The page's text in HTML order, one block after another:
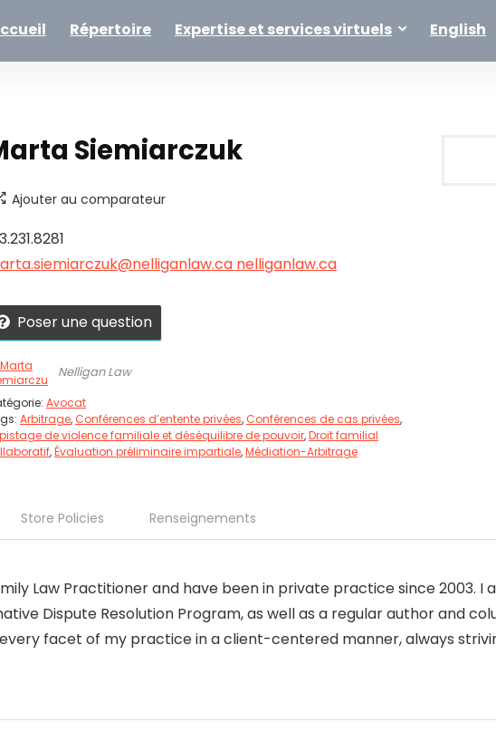
Répertoire Expertise et services virtuels English
Siemiarczuk
Ajouter au comparateur
nelliganlaw.ca
Poser une question
Nelligan Law
Avocat
Arbitrage,Conférences d’entente privées,Conférences de cas privées,
de violence familiale et déséquilibre de pouvoir,Droit familial
,Évaluation préliminaire impartiale,Médiation-Arbitrage
Store Policies Renseignements
Law Practitioner and have been in private practice since 2003.
Dispute Resolution Program, as well as a regular author and
facet of my practice in a client-centered manner, always